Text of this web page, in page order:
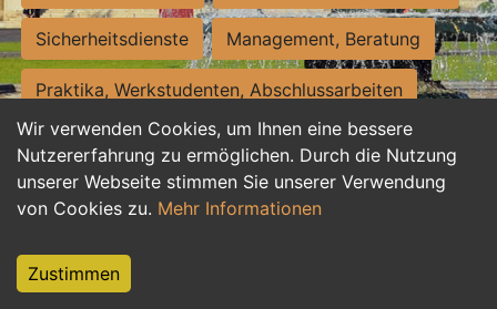
Wir verwenden Cookies, um Ihnen eine bessere
Nutzererfahrung zu ermöglichen. Durch die Nutzung
unserer Webseite stimmen Sie unserer Verwendung
von Cookies zu. Mehr Informationen
Zustimmen
Sicherheitsdienste Management, Beratung
Praktika, Werkstudenten, Abschlussarbeiten
Personalwesen Assistenz, Sekretariat
Hilfskräfte, Aushilfs- und Nebenjobs
Weiterbildung, Studium, duale Ausbildung